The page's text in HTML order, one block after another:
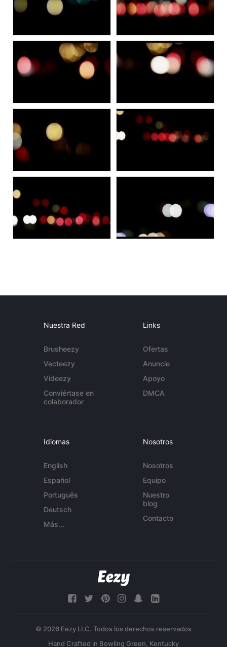
Nuestra Red
Brusheezy
Vecteezy
Videezy
Conviértase en
colaborador
Links
Ofertas
Anuncie
Apoyo
DMCA
Idiomas
English
Español
Português
Deutsch
Más...
Nosotros
Nosotros
Equipo
Nuestro
blog
Contacto
© 2026 Eezy LLC. Todos los derechos reservados